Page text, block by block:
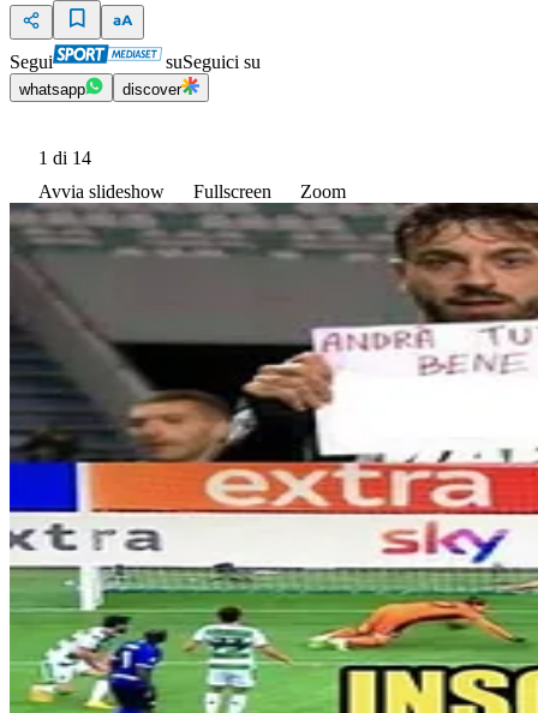
Segui suSeguici su
whatsapp discover
1 di 14
Avvia slideshow
Fullscreen Zoom